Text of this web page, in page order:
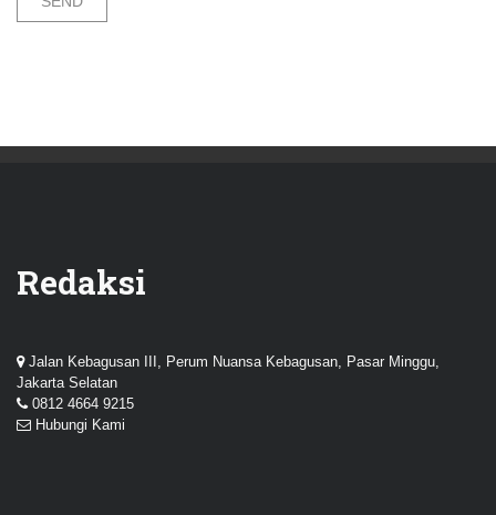
Redaksi
Jalan Kebagusan III, Perum Nuansa Kebagusan, Pasar Minggu,
Jakarta Selatan
0812 4664 9215
Hubungi Kami